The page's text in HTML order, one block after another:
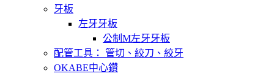
牙板
左牙牙板
公制M左牙牙板
配管工具： 管切、絞刀、絞牙
OKABE中心鑽